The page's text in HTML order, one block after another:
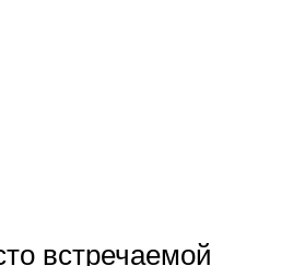
встречаемой